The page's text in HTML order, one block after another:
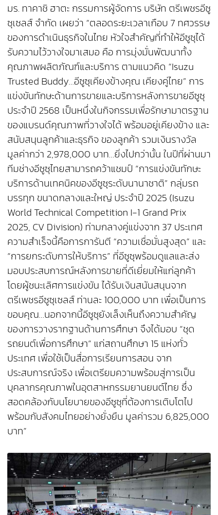
มร. ทาคาชิ ฮาตะ กรรมการผู้จัดการ บริษัท ตรีเพชรอีซู
ซุเซลส์ จำกัด เผยว่า “ตลอดระยะเวลาเกือบ 7 ทศวรรษ
ของการดำเนินธุรกิจในไทย หัวใจสำคัญที่ทำให้อีซูซุได้
รับความไว้วางใจมาเสมอ คือ การมุ่งมั่นพัฒนาทั้ง
คุณภาพผลิตภัณฑ์และบริการ ตามแนวคิด “Isuzu
Trusted Buddy…อีซูซุเคียงข้างคุณ เคียงคู่ไทย” การ
แข่งขันทักษะด้านการขายและบริการหลังการขายอีซูซุ
ประจำปี 2568 เป็นหนึ่งในกิจกรรมเพื่อรักษามาตรฐาน
ของแบรนด์คุณภาพที่วางใจได้ พร้อมอยู่เคียงข้าง และ
สนับสนุนลูกค้าและธุรกิจ ของลูกค้า รวมเงินรางวัล
มูลค่ากว่า 2,978,000 บาท…ยิ่งไปกว่านั้น ในปีที่ผ่านมา
ทีมช่างอีซูซุไทยสามารถคว้าแชมป์ “การแข่งขันทักษะ
บริการด้านเทคนิคของอีซูซุระดับนานาชาติ” กลุ่มรถ
บรรทุก ขนาดกลางและใหญ่ ประจำปี 2025 (Isuzu
World Technical Competition I-1 Grand Prix
2025, CV Division) ท่ามกลางคู่แข่งจาก 37 ประเทศ
ความสำเร็จนี้คือการการันตี “ความเชื่อมั่นสูงสุด” และ
“การยกระดับการให้บริการ” ที่อีซูซุพร้อมดูแลและส่ง
มอบประสบการณ์หลังการขายที่ดีเยี่ยมให้แก่ลูกค้า
โดยผู้ชนะเลิศการแข่งขัน ได้รับเงินสนันสนุนจาก
ตรีเพชรอีซูซุเซลส์ ท่านละ 100,000 บาท เพื่อเป็นการ
ขอบคุณ…นอกจากนี้อีซูซุยังเล็งเห็นถึงความสำคัญ
ของการวางรากฐานด้านการศึกษา จึงได้มอบ “ชุด
รถยนต์เพื่อการศึกษา” แก่สถานศึกษา 15 แห่งทั่ว
ประเทศ เพื่อใช้เป็นสื่อการเรียนการสอน จาก
ประสบการณ์จริง เพื่อเตรียมความพร้อมสู่การเป็น
บุคลากรคุณภาพในอุตสาหกรรมยานยนต์ไทย ซึ่ง
สอดคล้องกับนโยบายของอีซูซุที่ต้องการเติบโตไป
พร้อมกับสังคมไทยอย่างยั่งยืน มูลค่ารวม 6,825,000
บาท”